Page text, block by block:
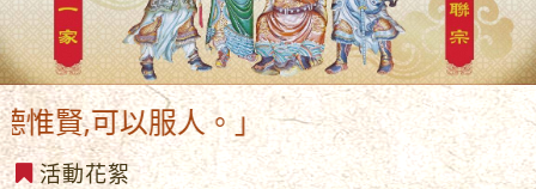
,可以服人。」
活動花絮